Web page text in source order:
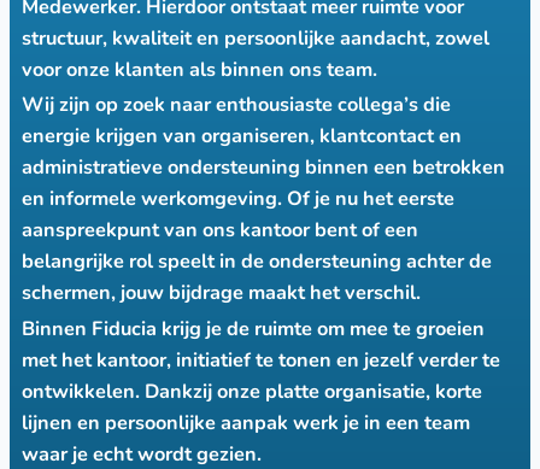
Medewerker. Hierdoor ontstaat meer ruimte voor
structuur, kwaliteit en persoonlijke aandacht, zowel
voor onze klanten als binnen ons team.
Wij zijn op zoek naar enthousiaste collega’s die
energie krijgen van organiseren, klantcontact en
administratieve ondersteuning binnen een betrokken
en informele werkomgeving. Of je nu het eerste
aanspreekpunt van ons kantoor bent of een
belangrijke rol speelt in de ondersteuning achter de
schermen, jouw bijdrage maakt het verschil.
Binnen Fiducia krijg je de ruimte om mee te groeien
met het kantoor, initiatief te tonen en jezelf verder te
ontwikkelen. Dankzij onze platte organisatie, korte
lijnen en persoonlijke aanpak werk je in een team
waar je echt wordt gezien.